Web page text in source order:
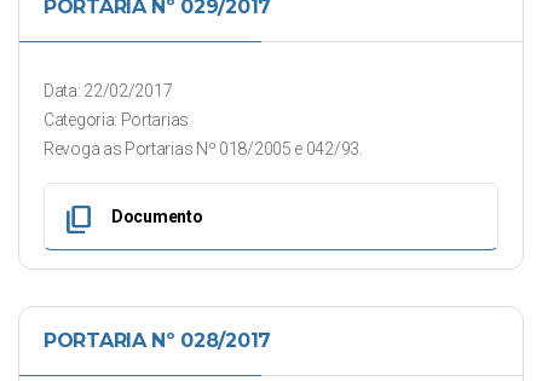
PORTARIA Nº 029/2017
Data: 22/02/2017
Categoria: Portarias
Revoga as Portarias Nº 018/2005 e 042/93.
content_copy Documento
PORTARIA Nº 028/2017